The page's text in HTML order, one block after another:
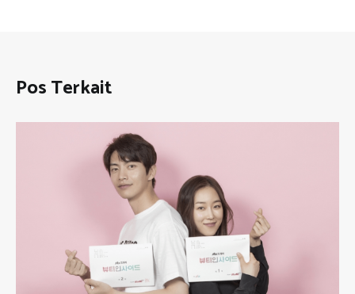
Pos Terkait